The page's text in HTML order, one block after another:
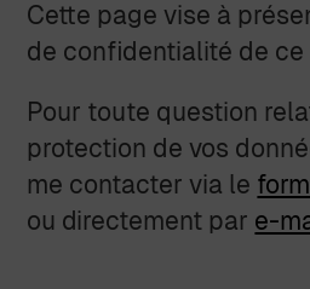
Cette page vise à
de confidentialité de ce
Pour toute question
protection de vos
me contacter via le
ou directement par e-